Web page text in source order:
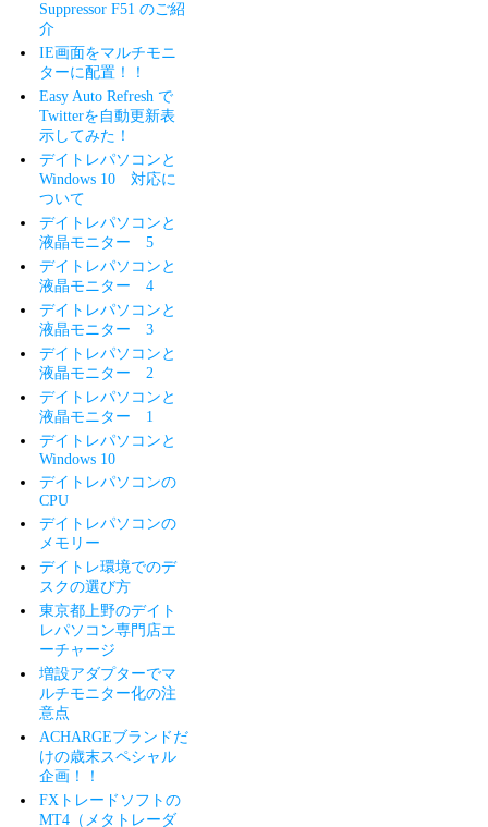
Suppressor F51 のご紹
介
IE画面をマルチモニ
ターに配置！！
Easy Auto Refresh で
Twitterを自動更新表
示してみた！
デイトレパソコンと
Windows 10 対応に
ついて
デイトレパソコンと
液晶モニター 5
デイトレパソコンと
液晶モニター 4
デイトレパソコンと
液晶モニター 3
デイトレパソコンと
液晶モニター 2
デイトレパソコンと
液晶モニター 1
デイトレパソコンと
Windows 10
デイトレパソコンの
CPU
デイトレパソコンの
メモリー
デイトレ環境でのデ
スクの選び方
東京都上野のデイト
レパソコン専門店エ
ーチャージ
増設アダプターでマ
ルチモニター化の注
意点
ACHARGEブランドだ
けの歳末スペシャル
企画！！
FXトレードソフトの
MT4（メタトレーダ